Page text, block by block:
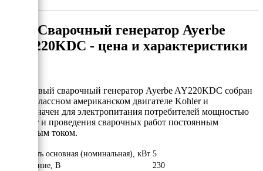
Сварочный генератор Ayerbe
AY220KDC - цена и характеристики
Бензиновый сварочный генератор Ayerbe AY220KDC собран
высококлассном американском двигателе Kohler и
предназначен для электропитания потребителей мощностью
до 5 кВт и проведения сварочных работ постоянным
сварочным током.
Мощность основная (номинальная), кВт 5
Напряжение, В
230